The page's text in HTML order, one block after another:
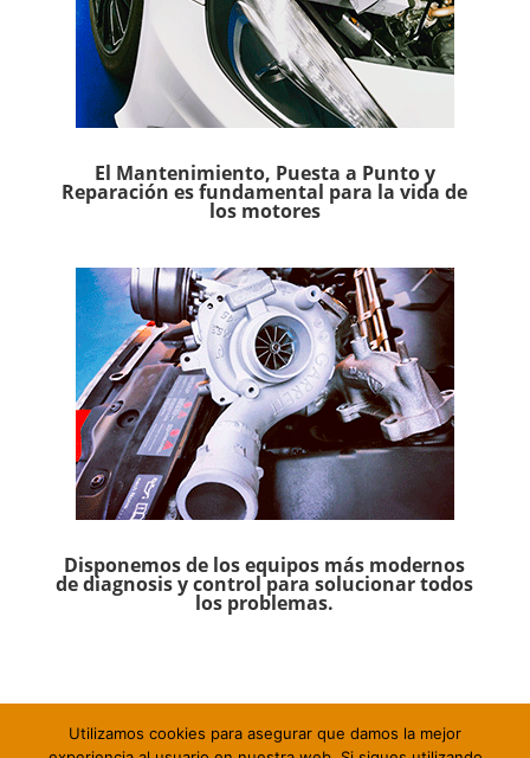
El Mantenimiento, Puesta a Punto y
Reparación es fundamental para la vida de
los motores
Disponemos de los equipos más modernos
de diagnosis y control para solucionar todos
los problemas.
Utilizamos cookies para asegurar que damos la mejor